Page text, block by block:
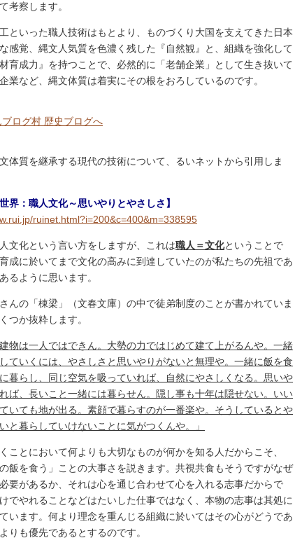
考察します。
といった職人技術はもとより、ものづくり大国を支えてきた日本
感覚、縄文人気質を色濃く残した『自然観』と、組織を強化して
育成力』を持つことで、必然的に「老舗企業」として生き抜いて
業など、縄文体質は着実にその根をおろしているのです。
体質を継承する現代の技術について、るいネットから引用しま
世界：職人文化～思いやりとやさしさ】
ruinet.html?i=200&c=400&m=338595
文化という言い方をしますが、これは職人＝文化ということで
成に於いてまで文化の高みに到達していたのが私たちの先祖であ
るように思います。
んの「棟梁」（文春文庫）の中で徒弟制度のことが書かれていま
つか抜粋します。
建物は一人ではできん。大勢の力ではじめて建て上がるんや。一緒
ていくには、やさしさと思いやりがないと無理や。一緒に飯を食
暮らし、同じ空気を吸っていれば、自然にやさしくなる。思いや
ば、長いこと一緒には暮らせん。隠し事も十年は隠せない。いい
いても地が出る。素顔で暮らすのが一番楽や。そうしているとや
と暮らしていけないことに気がつくんや。」
ことにおいて何よりも大切なものが何かを知る人だからこそ、
の飯を食う」ことの大事さを説きます。共視共食もそうですがなぜ
要があるか、それは心を通じ合わせて心を入れる志事だからで
でやれることなどはたいした仕事ではなく、本物の志事は其処に
います。何より理念を重んじる組織に於いてはその心がどうであ
りも優先であるとするのです。